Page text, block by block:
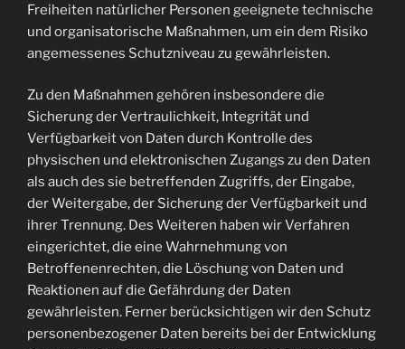
Freiheiten natürlicher Personen geeignete technische
und organisatorische Maßnahmen, um ein dem Risiko
angemessenes Schutzniveau zu gewährleisten.
Zu den Maßnahmen gehören insbesondere die
Sicherung der Vertraulichkeit, Integrität und
Verfügbarkeit von Daten durch Kontrolle des
physischen und elektronischen Zugangs zu den Daten
als auch des sie betreffenden Zugriffs, der Eingabe,
der Weitergabe, der Sicherung der Verfügbarkeit und
ihrer Trennung. Des Weiteren haben wir Verfahren
eingerichtet, die eine Wahrnehmung von
Betroffenenrechten, die Löschung von Daten und
Reaktionen auf die Gefährdung der Daten
gewährleisten. Ferner berücksichtigen wir den Schutz
personenbezogener Daten bereits bei der Entwicklung